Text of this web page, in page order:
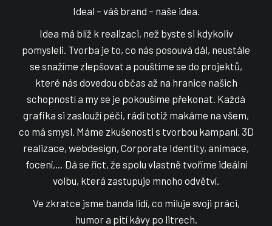
Ideal – váš brand – naše idea.
Idea má blíž k realizaci, než byste si kdykoliv
pomysleli. Tvorba je to, co nás posouvá dál, neustále
se snažíme zlepšovat a pouštíme se do projektů,
které nás dovedou občas až na hranice našich
schopností a my se je pokoušíme překonat. Každá
grafika si zaslouží péči, rádi totiž makáme na všem,
co má smysl. Máme zkušenosti s tvorbou kampaní, 3D
realizace, webdesign, Corporate Identity, animace,
focení,… Dá se říct, že spolu vlastně tvoříme ideální
volbu, která zastupuje mnoho odvětví.
Ve zkratce jsme banda lidí, co miluje svoji práci,
humor a pití kávy po litrech.